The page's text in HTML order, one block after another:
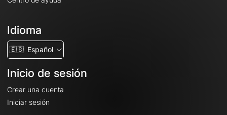
Idioma
🇪🇸 Español
Inicio de sesión
Crear una cuenta
Iniciar sesión